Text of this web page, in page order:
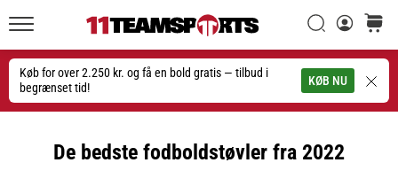
Køb for over 2.250 kr. og få en bold gratis — tilbud i
begrænset tid!
KØB NU
Søgkurv
Søg
20. 1. 2026
•
4 min. Læsning
Nike
MaestroDe bedste fodboldstøvler fra 2022